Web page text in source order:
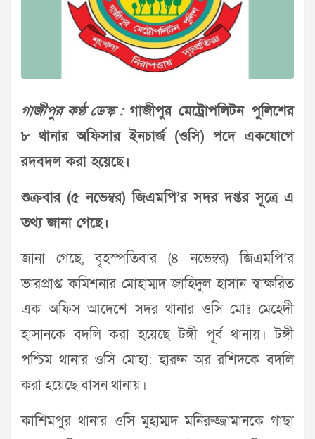
গাজীপুর কণ্ঠ ডেস্ক : গাজীপুর মেট্রোপলিটন পুলিশের
৮ থানার অফিসার ইনচার্জ (ওসি) পদে একযোগে
রদবদল করা হয়েছে।
শুক্রবার (৫ নভেম্বর) জিএমপি’র সদর দপ্তর সূত্রে এ
তথ্য জানা গেছে।
জানা গেছে, বৃহস্পতিবার (৪ নভেম্বর) জিএমপি’র
ভারপ্রাপ্ত কমিশনার মোহাম্মদ জাহিদুল হাসান স্বাক্ষরিত
এক অফিস আদেশে সদর থানার ওসি মোঃ মেহেদী
হাসানকে বদলি করা হয়েছে টঙ্গী পূর্ব থানায়। টঙ্গী
পশ্চিম থানার ওসি মোহা: হারুন অর রশিদকে বদলি
করা হয়েছে বাসন থানায়।
কাশিমপুর থানার ওসি মুহাম্মদ মনিরুজ্জামানকে গাছা